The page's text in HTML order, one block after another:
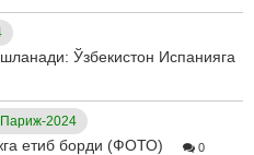
Ўзбекистон Испанияга
2024
етиб борди (ФОТО)
0